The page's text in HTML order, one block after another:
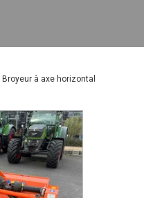
Broyeur à axe horizontal